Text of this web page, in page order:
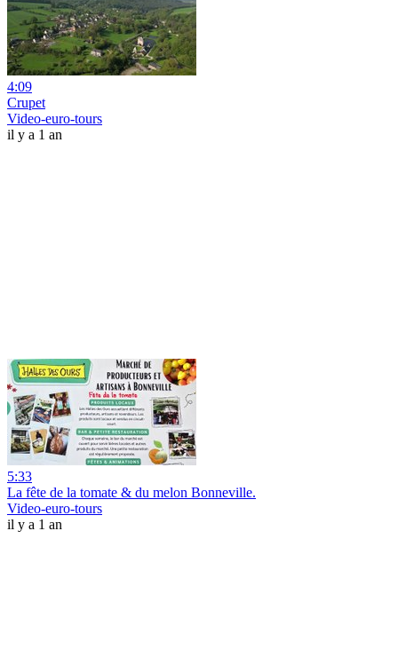
4:09
Crupet
Video-euro-tours
il y a 1 an
5:33
La fête de la tomate & du melon Bonneville.
Video-euro-tours
il y a 1 an